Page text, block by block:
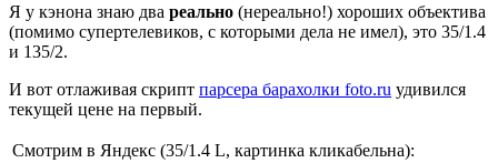
Я у кэнона знаю два реально (нереально!) хороших объектива
(помимо супертелевиков, с которыми дела не имел), это 35/1.4
и 135/2.
И вот отлаживая скрипт парсера барахолки foto.ru удивился
текущей цене на первый.
Смотрим в Яндекс (35/1.4 L, картинка кликабельна):